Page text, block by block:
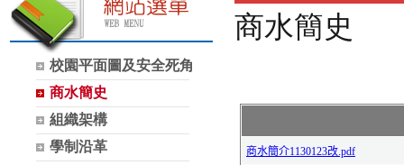
校園平面圖及安全死角
商水簡史
組織架構
學制沿革
商水簡史